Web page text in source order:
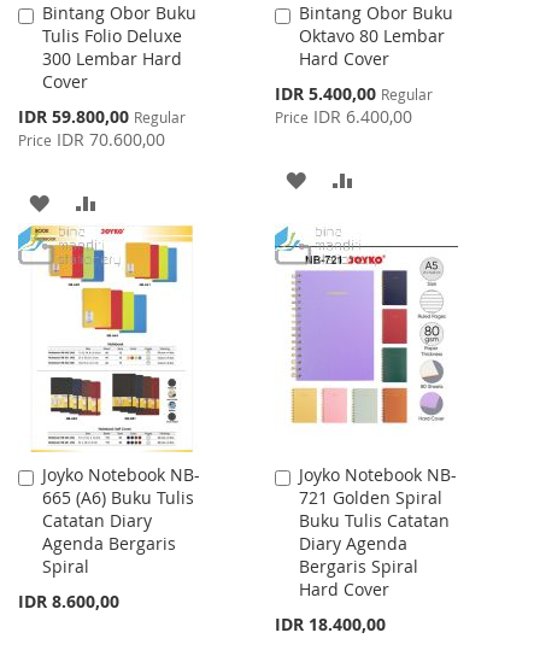
Bintang Obor Buku
Tulis Folio Deluxe
300 Lembar Hard
Cover
Special
Price
IDR 59.800,00 Regular
Price IDR 70.600,00
Add
to
Cart
ADD
TO
WISH
LIST
TO
COMPARE
Bintang Obor Buku
Oktavo 80 Lembar
Hard Cover
Special
Price
IDR 5.400,00 Regular
Price IDR 6.400,00
Add
to
Cart
ADD
WISH
LIST
COMPARE
Joyko Notebook NB-
665 (A6) Buku Tulis
Catatan Diary
Agenda Bergaris
Spiral
IDR 8.600,00
Add
to
Cart
Joyko Notebook NB-
721 Golden Spiral
Buku Tulis Catatan
Diary Agenda
Bergaris Spiral
Hard Cover
IDR 18.400,00
Add
to
Cart